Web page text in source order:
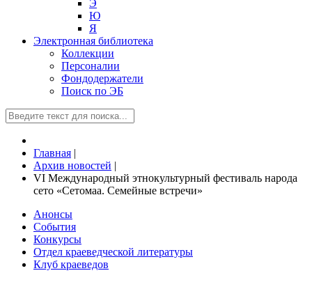
Э
Ю
Я
Электронная библиотека
Коллекции
Персоналии
Фондодержатели
Поиск по ЭБ
Главная |
Архив новостей |
VI Международный этнокультурный фестиваль народа
сето «Сетомаа. Семейные встречи»
Анонсы
События
Конкурсы
Отдел краеведческой литературы
Клуб краеведов